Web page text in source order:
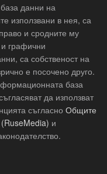
данни на
използвани в нея, са
и сродните му
графични
са собственост на
е посочено друго.
база
да използват
съгласно Общите
и